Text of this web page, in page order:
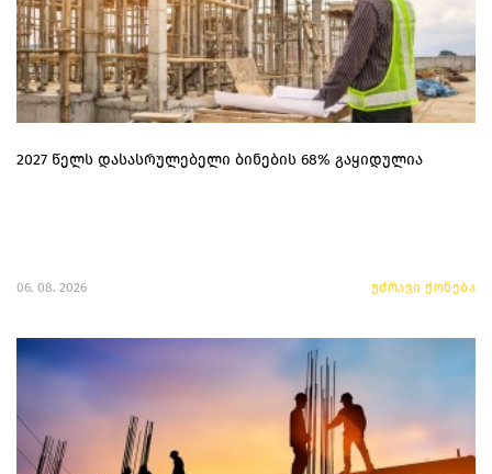
2027 წელს დასასრულებელი ბინების 68% გაყიდულია
06. 08. 2026 უძრავი ქონება